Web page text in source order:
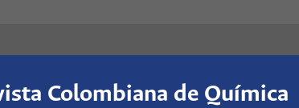
Colombiana de Química